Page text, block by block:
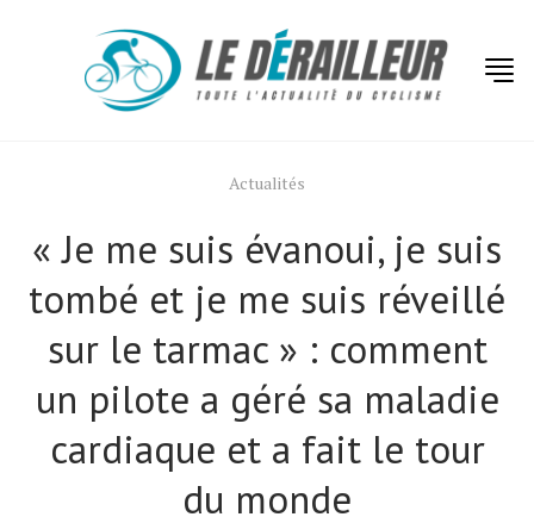
Actualités
« Je me suis évanoui, je suis
tombé et je me suis réveillé
sur le tarmac » : comment
un pilote a géré sa maladie
cardiaque et a fait le tour
du monde